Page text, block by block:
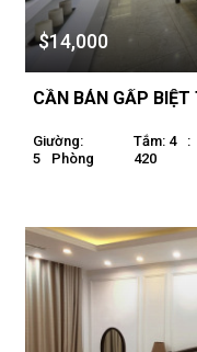
$14,000
Giường:
5
Phòng
Tắm: 4
:
420